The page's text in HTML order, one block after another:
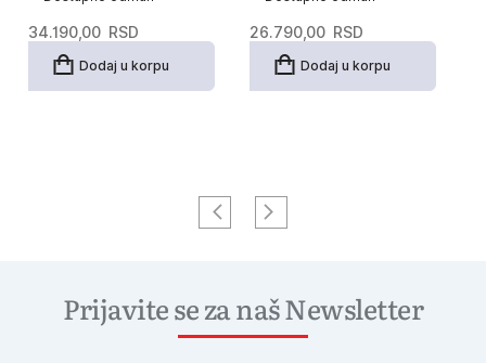
34.190,00 RSD
Dodaj u korpu
26.790,00 RSD
Dodaj u korpu
Prijavite se za naš Newsletter